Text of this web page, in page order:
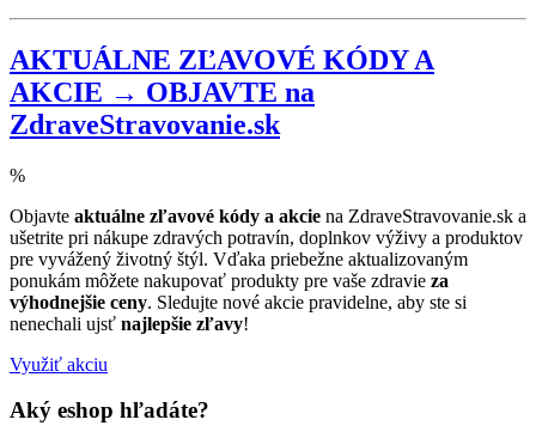
AKTUÁLNE ZĽAVOVÉ KÓDY A
AKCIE → OBJAVTE na
ZdraveStravovanie.sk
%
Objavte aktuálne zľavové kódy a akcie na ZdraveStravovanie.sk a
ušetrite pri nákupe zdravých potravín, doplnkov výživy a produktov
pre vyvážený životný štýl. Vďaka priebežne aktualizovaným
ponukám môžete nakupovať produkty pre vaše zdravie za
výhodnejšie ceny. Sledujte nové akcie pravidelne, aby ste si
nenechali ujsť najlepšie zľavy!
Využiť akciu
Aký eshop hľadáte?